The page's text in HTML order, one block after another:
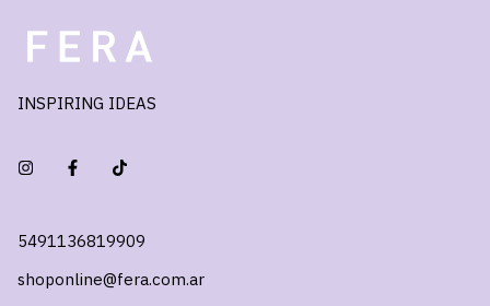
INSPIRING IDEAS
5491136819909
shoponline@fera.com.ar